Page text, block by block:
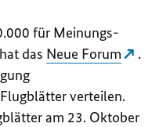
für Meinungs-
das Neue Forum
.
verteilen.
am 23. Oktober